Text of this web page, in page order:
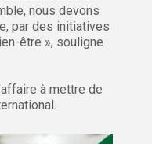
nous devons
par des initiatives
être », souligne
à mettre de